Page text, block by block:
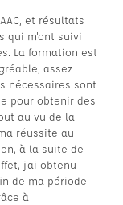
et résultats
qui m'ont suivi
La formation est
assez
nécessaires sont
pour obtenir des
au vu de la
réussite au
à la suite de
j'ai obtenu
de ma période
à